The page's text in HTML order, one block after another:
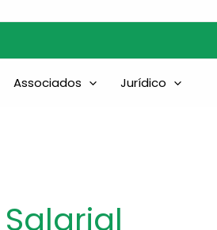
Associados Jurídico